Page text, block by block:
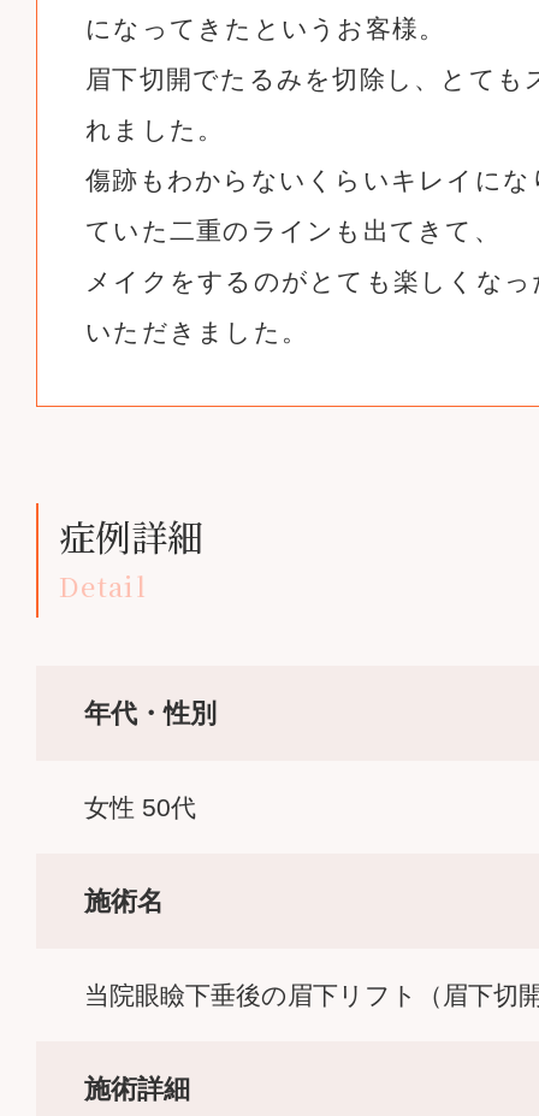
になってきたというお客様。
眉下切開でたるみを切除し、とても
れました。
傷跡もわからないくらいキレイにな
ていた二重のラインも出てきて、
メイクをするのがとても楽しくな
いただきました。
症例詳細
Detail
年代・性別
女性 50代
施術名
当院眼瞼下垂後の眉下リフト（眉下切
施術詳細